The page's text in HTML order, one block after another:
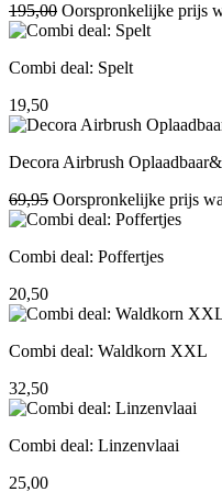
195,00 Oorspronkelijke prijs
Combi deal: Spelt
19,50
Decora Airbrush
69,95 Oorspronkelijke prijs
Combi deal: Poffertjes
20,50
Combi deal: Waldkorn XXL
32,50
Combi deal: Linzenvlaai
25,00